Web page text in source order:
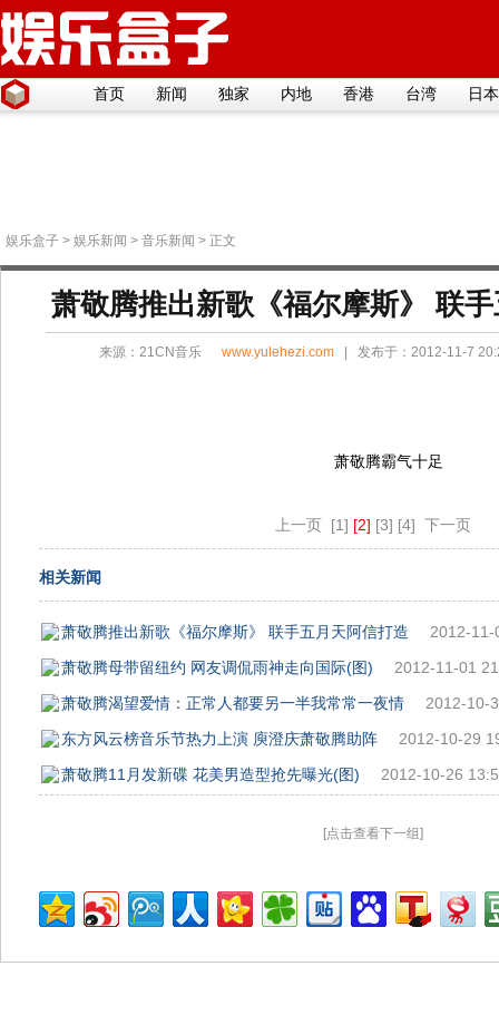
首页 新闻 独家 内地 香港 台湾 日本
娱乐盒子 > 娱乐新闻 > 音乐新闻 > 正文
萧敬腾推出新歌《福尔摩斯》 联
来源： 21CN音乐 www.yulehezi.com| 发布于：2012-11-7
萧敬腾霸气十足
上一页 [1] [2] [3] [4] 下一页
相关新闻
萧敬腾推出新歌《福尔摩斯》 联手五月天阿信打造
2012-11-
萧敬腾母带留纽约 网友调侃雨神走向国际(图)
2012-11-01
萧敬腾渴望爱情：正常人都要另一半我常常一夜情
2012-10-
东方风云榜音乐节热力上演 庾澄庆萧敬腾助阵
2012-10-29
萧敬腾11月发新碟 花美男造型抢先曝光(图)
2012-10-26
[点击查看下一组]